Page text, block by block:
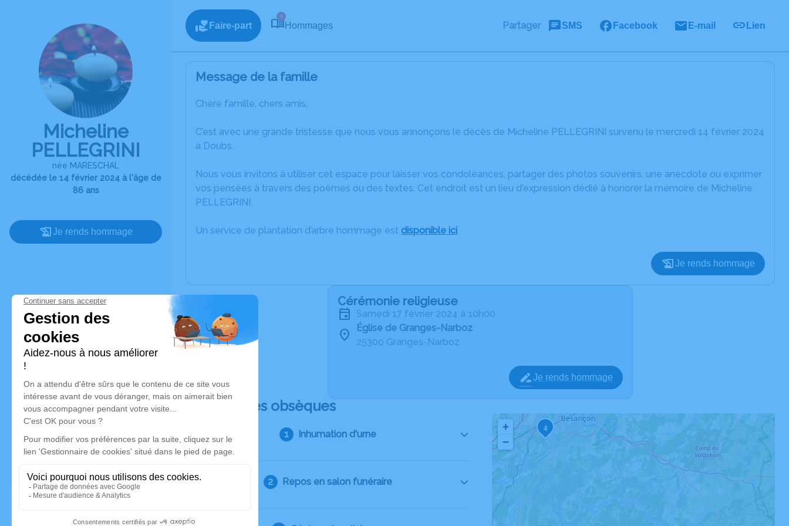
Micheline
PELLEGRINI
née MARESCHAL
décédée le 14 février 2024 à l'âge de
86 ans
Je rends hommage
Faire-part
4
Hommages Partager SMS Facebook E-mail Lien
Message de la famille
Chère famille, chers amis,
C’est avec une grande tristesse que nous vous annonçons le décès de Micheline PELLEGRINI survenu le mercredi 14 février 2024
à Doubs.
Nous vous invitons à utiliser cet espace pour laisser vos condoléances, partager des photos souvenirs, une anecdote ou exprimer
vos pensées à travers des poèmes ou des textes. Cet endroit est un lieu d'expression dédié à honorer la mémoire de Micheline
PELLEGRINI.
Un service de plantation d’arbre hommage est disponible ici.
Je rends hommage
Cérémonie religieuse
samedi 17 février 2024 à 10h00
Église de Granges-Narboz
25300 Granges-Narboz
Je rends hommage
Déroulé des obsèques
Inhumation d'urne
Repos en salon funéraire
4
+
−